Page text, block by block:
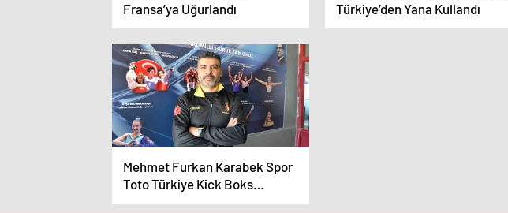
Fransa’ya Uğurlandı
Türkiye’den Yana Kullandı
Mehmet Furkan Karabek Spor
Toto Türkiye Kick Boks
Şampiyonası’nda 2. oldu